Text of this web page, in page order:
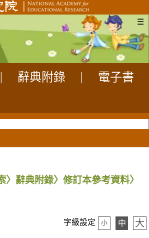
☰
辭典附錄
電子書
〉辭典附錄〉修訂本參考資料〉
字級設定 小 中 大